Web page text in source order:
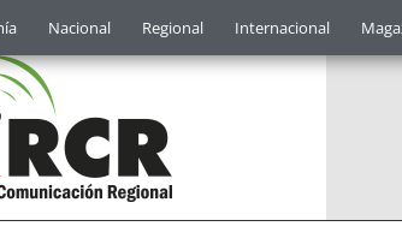
Nacional Regional Internacional